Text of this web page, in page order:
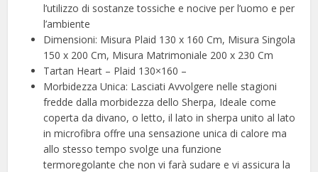
l’utilizzo di sostanze tossiche e nocive per l’uomo e per
l’ambiente
️Dimensioni: Misura Plaid 130 x 160 Cm, Misura Singola
150 x 200 Cm, Misura Matrimoniale 200 x 230 Cm
Tartan Heart – Plaid 130×160 –
️Morbidezza Unica: Lasciati Avvolgere nelle stagioni
fredde dalla morbidezza dello Sherpa, Ideale come
coperta da divano, o letto, il lato in sherpa unito al lato
in microfibra offre una sensazione unica di calore ma
allo stesso tempo svolge una funzione
termoregolante che non vi farà sudare e vi assicura la